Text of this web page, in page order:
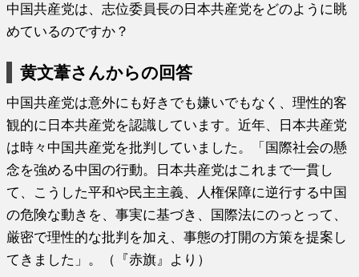
中国共産党は、志位委員長の日本共産党をどのように眺
めているのですか？
黄文葦さんからの回答
中国共産党は意外にも好きでも嫌いでもなく、理性的客
観的に日本共産党を認識しています。近年、
日本共産党
は時々中国共産党を批判していました。「 国際社会の懸
念を強める中国の行動。
日本共産党はこれまで一貫し
て、こうした平和や民主主義、
人権保障に逆行する中国
の危険な動きを、事実に基づき、 国際法にのっとって、
厳密で理性的な批判を加え、事態の打開の方策を提案し
てきました」。（『赤旗』より）